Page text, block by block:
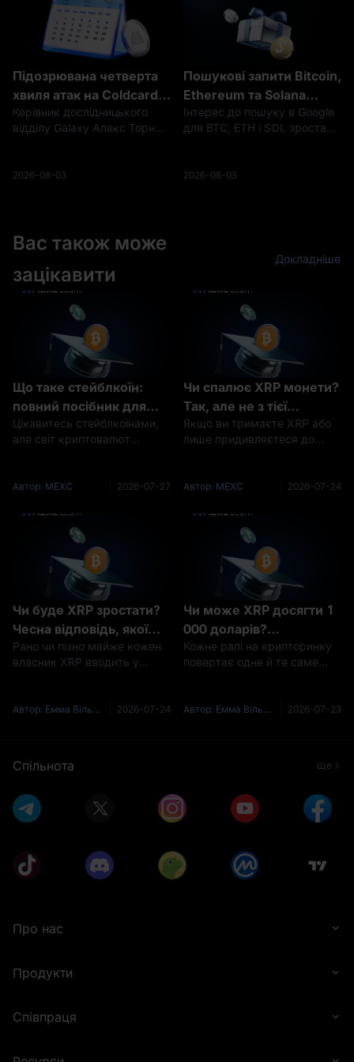
4.0.1. Це по
Підозрювана четверта
хвиля атак на Coldcard:
чому все ще
очищуються 462
Керівник дослідницького
відділу Galaxy Алекс Торн
крадіжок Bitcoin, пов’язаних
забезпеченням
2026-08-03
Пошукові запити Bitcoin,
Ethereum та Solana
зростають, незважаючи
на відкат ринку
Інтерес до пошуку в Google
для BTC, ETH і SOL зростає,
падає, що свідчить про
2026-08-03
Вас також може
зацікавити
Докладніше
Що таке стейблкоїн:
повний посібник для
початківців про
стабільні криптовалюти
Цікавитесь стейблкоїнами,
але світ криптовалют
можуть бути складними,
починає знайомство з цією
сферою. Цей детальний по
Автор: MEXC 2026-07-27
Чи спалює XRP монети?
Так, але не з тієї
причини, про яку ви
думаєте
Якщо ви тримаєте XRP або
лише придивляєтеся до
про «спалювання XRP» і
весь цей галас. Коротка
відповідь: так, XRP спалює
Автор: MEXC 2026-07-24
Чи буде XRP зростати?
Чесна відповідь, якої
вам ніхто не дає
Рано чи пізно майже кожен
власник XRP вводить у
проблема цього запитання
гарантован
Автор: Емма Вільямс (Emma Williams) 2026-07-24
Чи може XRP досягти 1
000 доларів?
Математика каже «ні»
— і ось чому
Кожне ралі на крипторинку
повертає одне й те саме
одна з найпопулярніших у
Автор: Емма Вільямс (Emma Williams) 2026-07-23
Спільнота Ще
Про нас
Продукти
Співпраця